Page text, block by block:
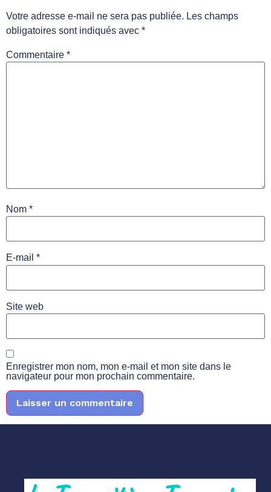
Votre adresse e-mail ne sera pas publiée. Les champs
obligatoires sont indiqués avec *
Commentaire *
Nom *
E-mail *
Site web
Enregistrer mon nom, mon e-mail et mon site dans le
navigateur pour mon prochain commentaire.